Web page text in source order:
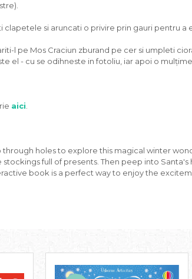
clapetele si aruncati o privire prin gauri pentru
l pe Mos Craciun zburand pe cer si umpleti
el - cu se odihneste in fotoliu, iar apoi o
aici
holes to explore this magical winter
full of presents. Then peep into
book is a perfect way to enjoy the